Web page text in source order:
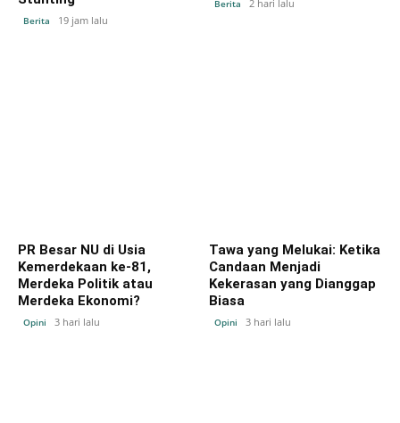
Berita 19 jam lalu
Berita 2 hari lalu
PR Besar NU di Usia
Kemerdekaan ke-81,
Merdeka Politik atau
Merdeka Ekonomi?
Opini 3 hari lalu
Tawa yang Melukai: Ketika
Candaan Menjadi
Kekerasan yang Dianggap
Biasa
Opini 3 hari lalu